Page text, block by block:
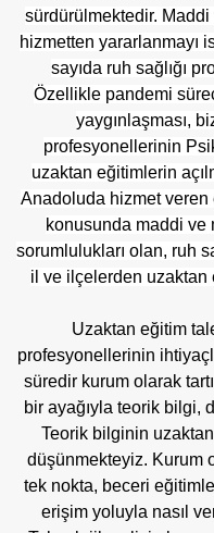
sürdürülmektedir.
hizmetten yararlanmayı
sayıda ruh sağlığı
Özellikle pandemi
yaygınlaşması,
profesyonellerinin
uzaktan eğitimlerin
Anadoluda hizmet veren
konusunda maddi ve
sorumlulukları olan, ruh
il ve ilçelerden uzaktan
Uzaktan eğitim
profesyonellerinin
süredir kurum olarak
bir ayağıyla teorik bilgi,
Teorik bilginin
düşünmekteyiz. Kurum
tek nokta, beceri
erişim yoluyla nasıl